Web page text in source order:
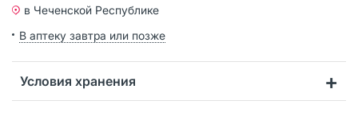
в Чеченской Республике
В аптеку завтра или позже
Условия хранения